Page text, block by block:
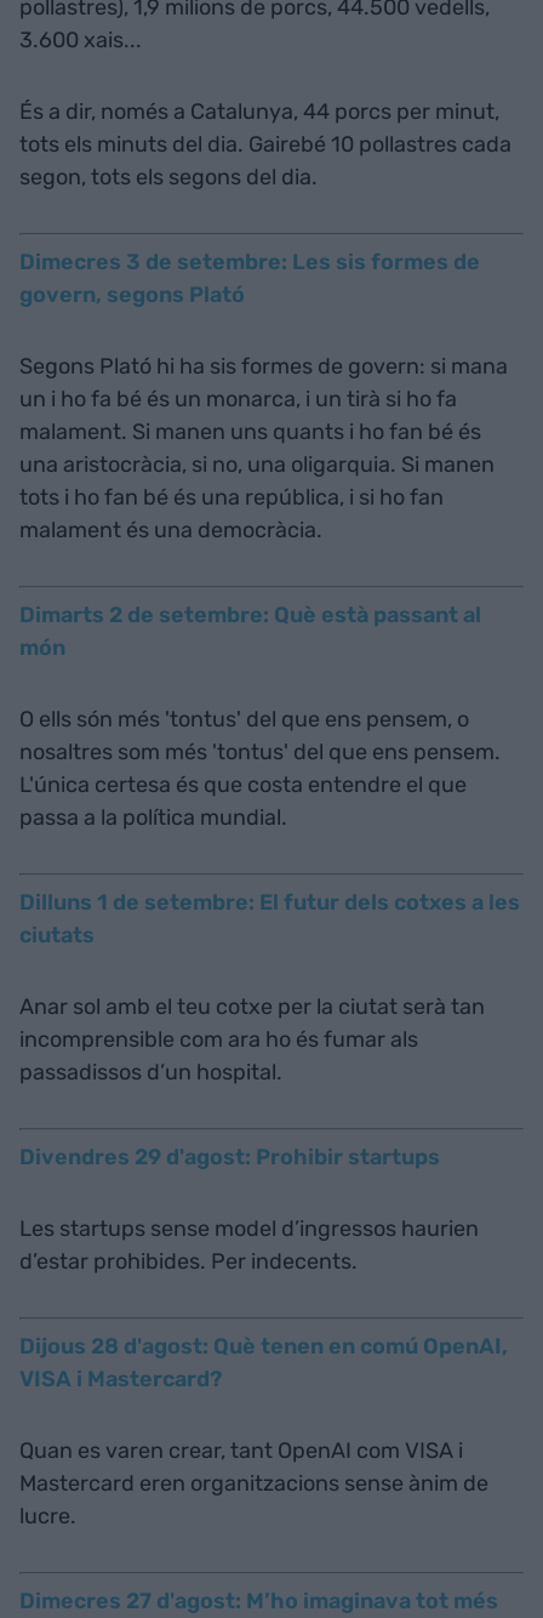
pollastres), 1,9 milions de porcs, 44.500 vedells,
3.600 xais...
És a dir, només a Catalunya, 44 porcs per minut,
tots els minuts del dia. Gairebé 10 pollastres cada
segon, tots els segons del dia.
Dimecres 3 de setembre: Les sis formes de
govern, segons Plató
Segons Plató hi ha sis formes de govern: si mana
un i ho fa bé és un monarca, i un tirà si ho fa
malament. Si manen uns quants i ho fan bé és
una aristocràcia, si no, una oligarquia. Si manen
tots i ho fan bé és una república, i si ho fan
malament és una democràcia.
Dimarts 2 de setembre: Què està passant al
món
O ells són més 'tontus' del que ens pensem, o
nosaltres som més 'tontus' del que ens pensem.
L'única certesa és que costa entendre el que
passa a la política mundial.
Dilluns 1 de setembre: El futur dels cotxes a les
ciutats
Anar sol amb el teu cotxe per la ciutat serà tan
incomprensible com ara ho és fumar als
passadissos d’un hospital.
Divendres 29 d'agost: Prohibir startups
Les startups sense model d’ingressos haurien
d’estar prohibides. Per indecents.
Dijous 28 d'agost: Què tenen en comú OpenAI,
VISA i Mastercard?
Quan es varen crear, tant OpenAI com VISA i
Mastercard eren organitzacions sense ànim de
lucre.
Dimecres 27 d'agost: M’ho imaginava tot més